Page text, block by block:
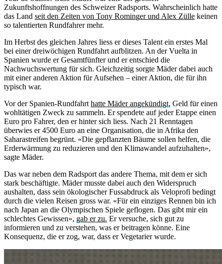
Zukunftshoffnungen des Schweizer Radsports. Wahrscheinlich hatte
das Land seit den Zeiten von Tony Rominger und Alex Zülle keinen
so talentierten Rundfahrer mehr.
Im Herbst des gleichen Jahres liess er dieses Talent ein erstes Mal
bei einer dreiwöchigen Rundfahrt aufblitzen. An der Vuelta in
Spanien wurde er Gesamtfünfter und er entschied die
Nachwuchswertung für sich. Gleichzeitig sorgte Mäder dabei auch
mit einer anderen Aktion für Aufsehen – einer Aktion, die für ihn
typisch war.
Vor der Spanien-Rundfahrt hatte Mäder angekündigt, Geld für einen
wohltätigen Zweck zu sammeln. Er spendete auf jeder Etappe einen
Euro pro Fahrer, den er hinter sich liess. Nach 21 Renntagen
überwies er 4500 Euro an eine Organisation, die in Afrika den
Saharastreifen begrünt. «Die gepflanzten Bäume sollen helfen, die
Erderwärmung zu reduzieren und den Klimawandel aufzuhalten»,
sagte Mäder.
Das war neben dem Radsport das andere Thema, mit dem er sich
stark beschäftigte. Mäder musste dabei auch den Widerspruch
aushalten, dass sein ökologischer Fussabdruck als Veloprofi bedingt
durch die vielen Reisen gross war. «Für ein einziges Rennen bin ich
nach Japan an die Olympischen Spiele geflogen. Das gibt mir ein
schlechtes Gewissen», gab er zu. Er versuche, sich gut zu
informieren und zu verstehen, was er beitragen könne. Eine
Konsequenz, die er zog, war, dass er Vegetarier wurde.